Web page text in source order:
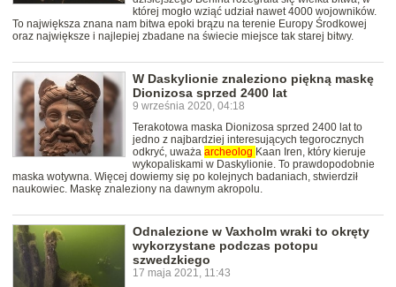
której mogło wziąć udział nawet 4000 wojowników.
To największa znana nam bitwa epoki brązu na terenie Europy Środkowej
oraz największe i najlepiej zbadane na świecie miejsce tak starej bitwy.
W Daskylionie znaleziono piękną maskę
Dionizosa sprzed 2400 lat
9 września 2020, 04:18
Terakotowa maska Dionizosa sprzed 2400 lat to
jedno z najbardziej interesujących tegorocznych
odkryć, uważa archeolog Kaan Iren, który kieruje
wykopaliskami w Daskylionie. To prawdopodobnie
maska wotywna. Więcej dowiemy się po kolejnych badaniach, stwierdził
naukowiec. Maskę znaleziony na dawnym akropolu.
Odnalezione w Vaxholm wraki to okręty
wykorzystane podczas potopu
szwedzkiego
17 maja 2021, 11:43